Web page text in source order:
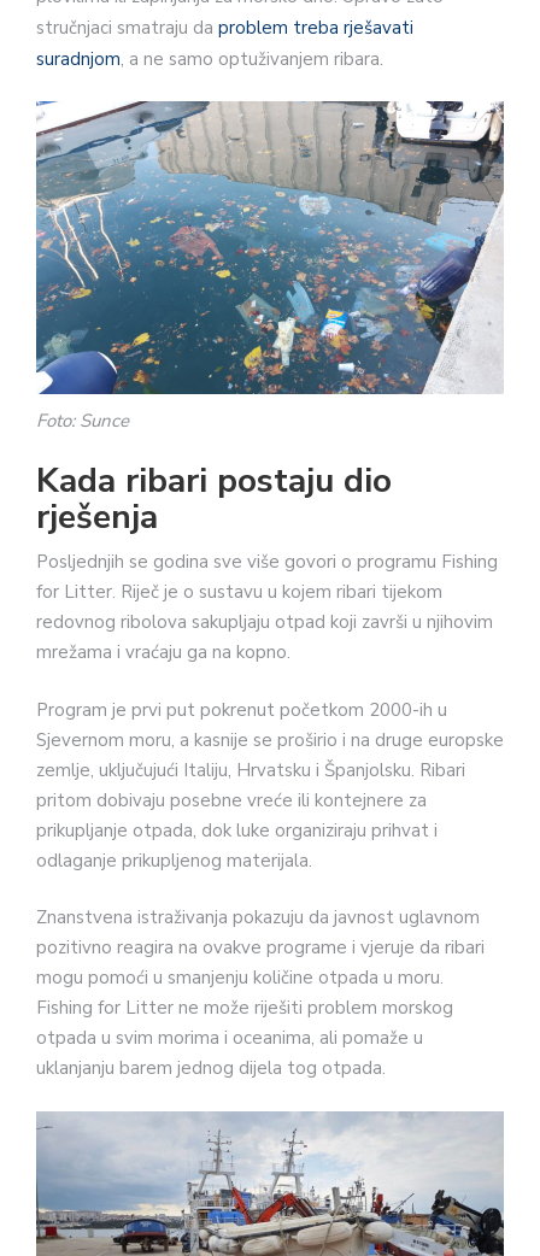
stručnjaci smatraju da problem treba rješavati
suradnjom, a ne samo optuživanjem ribara.
Foto: Sunce
Kada ribari postaju dio
rješenja
Posljednjih se godina sve više govori o programu Fishing
for Litter. Riječ je o sustavu u kojem ribari tijekom
redovnog ribolova sakupljaju otpad koji završi u njihovim
mrežama i vraćaju ga na kopno.
Program je prvi put pokrenut početkom 2000-ih u
Sjevernom moru, a kasnije se proširio i na druge europske
zemlje, uključujući Italiju, Hrvatsku i Španjolsku. Ribari
pritom dobivaju posebne vreće ili kontejnere za
prikupljanje otpada, dok luke organiziraju prihvat i
odlaganje prikupljenog materijala.
Znanstvena istraživanja pokazuju da javnost uglavnom
pozitivno reagira na ovakve programe i vjeruje da ribari
mogu pomoći u smanjenju količine otpada u moru.
Fishing for Litter ne može riješiti problem morskog
otpada u svim morima i oceanima, ali pomaže u
uklanjanju barem jednog dijela tog otpada.